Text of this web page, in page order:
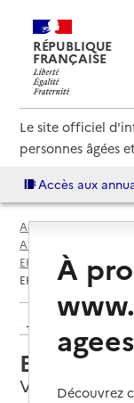
RÉPUBLIQUE
FRANÇAISE
Le site officiel
personnes âgées
Accès aux
Accueil
Espace
Annuaire EHPAD et
EHPAD par
EHPAD Le champ du
Retour aux
EHPAD
Valence-en-
À
Découvrez